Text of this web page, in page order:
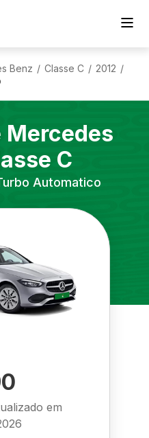
Benz / Classe C / 2012 /
Mercedes
C
Automatico
em